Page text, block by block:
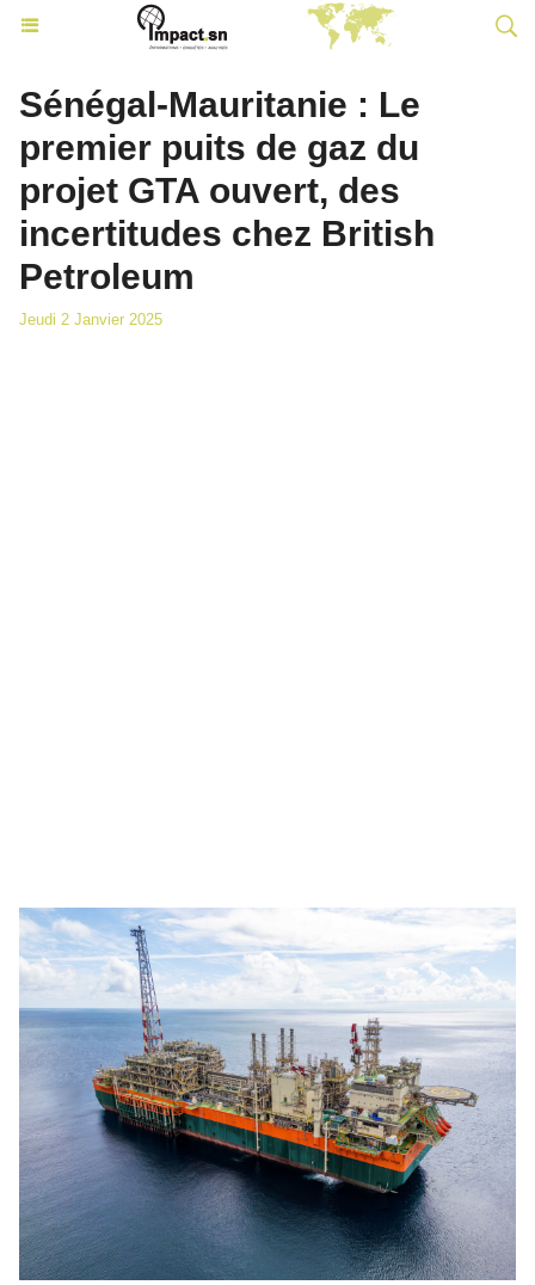
Sénégal-Mauritanie : Le
premier puits de gaz du
projet GTA ouvert, des
incertitudes chez British
Petroleum
Jeudi 2 Janvier 2025